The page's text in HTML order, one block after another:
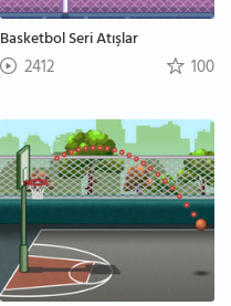
Basketbol Seri Atışlar
2412 100